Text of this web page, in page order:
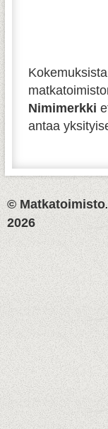
Nimimerkki
antaa
© Matkatoimisto
2026